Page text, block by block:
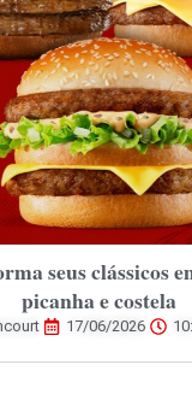
seus clássicos
picanha e costela
17/06/2026